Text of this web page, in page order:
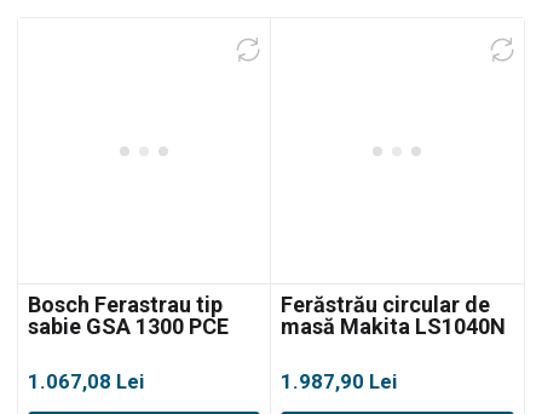
Bosch Ferastrau tip
sabie GSA 1300 PCE
1.067,08 Lei
Ferăstrău circular de
masă Makita LS1040N
1.987,90 Lei